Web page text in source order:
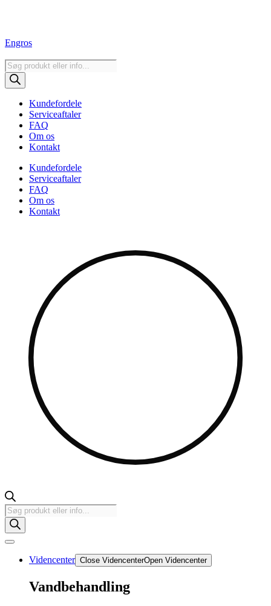
Engros
Products
search
Kundefordele
Serviceaftaler
FAQ
Om os
Kontakt
Kundefordele
Serviceaftaler
FAQ
Om os
Kontakt
Products
search
Videncenter Close VidencenterOpen Videncenter
Vandbehandling